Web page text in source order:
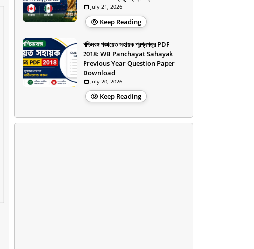
July 21, 2026
Keep Reading
পশ্চিমবঙ্গ পঞ্চায়েত সহায়ক প্রশ্নপত্র PDF
2018: WB Panchayat Sahayak
Previous Year Question Paper
Download
July 20, 2026
Keep Reading